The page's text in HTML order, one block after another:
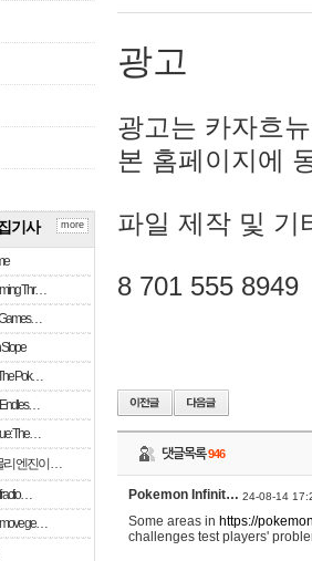
기사
Thr…
Games…
Pok…
Endles…
The…
리 엔진이 …
move ge…
more
광고
광고는 카자흐
본 홈페이지에
파일 제작 및 기
8 701 555 8949
댓글목록946
Pokemon Infinit… 24-08-14
Some areas in https://
challenges test players'